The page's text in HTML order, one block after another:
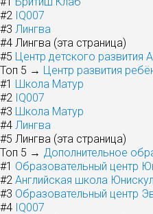
#2 IQ007
#3 Лингва
#4 Лингва (эта страница)
#5 Центр детского развития
Топ 5 → Центр развития
#1 Школа Матур
#2 IQ007
#3 Школа Матур
#4 Лингва
#5 Лингва (эта страница)
Топ 5 → Дополнительное
#1 Образовательный центр
#2 Английская школа Юнискул
#3 Образовательный центр
#4 IQ007